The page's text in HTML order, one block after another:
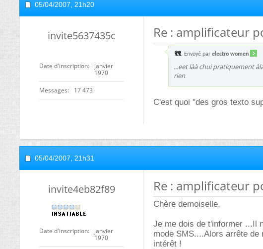
05/04/2007, 21h20
invite5637435c
Date d'inscription
janvier
1970
Messages 17 473
Re : amplificateur
Envoyé par electro women
...eet làà chui pratiquement
rien
C'est quoi "des gros texto
05/04/2007, 21h31
invite4eb82f89
Date d'inscription
janvier
1970
Re : amplificateur
Chère demoiselle,
Je me dois de t'informer ...Il
mode SMS....Alors arrête
intérêt !